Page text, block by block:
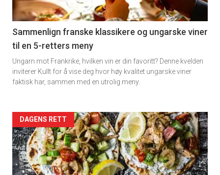
-
5
Sammenlign franske klassikere og ungarske viner
til en 5-retters meny
Ungarn mot Frankrike, hvilken vin er din favoritt? Denne kvelden
inviterer Kullt for å vise deg hvor høy kvalitet ungarske viner
faktisk har, sammen med en utrolig meny.
Forsiden
akkurat
nå
DAGENS RETT